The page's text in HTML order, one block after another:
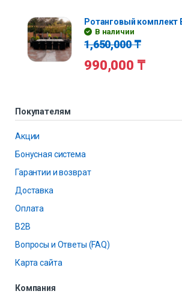
Ротанговый комплект
В наличии
1,650,000₸
990,000 ₸
Покупателям
Акции
Бонусная система
Гарантии и возврат
Доставка
Оплата
B2B
Вопросы и Ответы (FAQ)
Карта сайта
Компания